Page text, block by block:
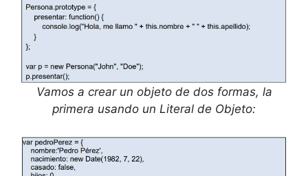
Vamos a crear un objeto de dos formas, la
primera usando un Literal de Objeto: